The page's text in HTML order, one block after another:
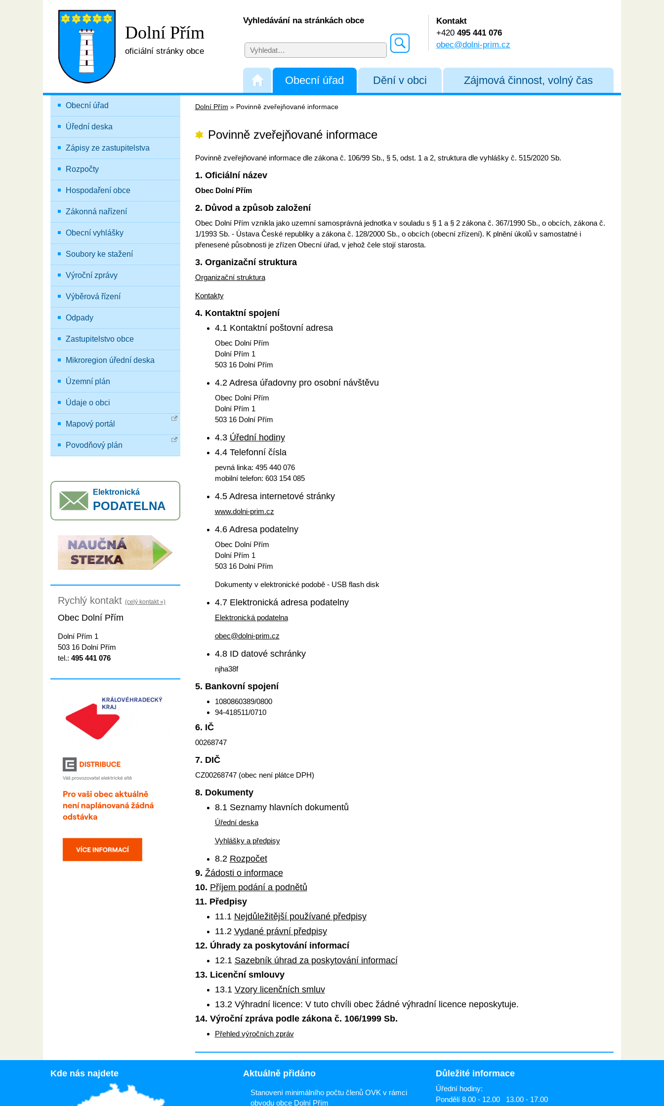
Dolní Přím
oficiální stránky obce
Vyhledávání na stránkách obce
Kontakt
+420 495 441 076
obec@dolni-prim.cz
Obecní úřad Dění v obci Zájmová činnost, volný čas
Obecní úřad
Úřední deska
Zápisy ze zastupitelstva
Rozpočty
Hospodaření obce
Zákonná nařízení
Obecní vyhlášky
Soubory ke stažení
Výroční zprávy
Výběrová řízení
Odpady
Zastupitelstvo obce
Mikroregion úřední deska
Územní plán
Údaje o obci
Mapový portál
Povodňový plán
Dolní Přím » Povinně zveřejňované informace
Povinně zveřejňované informace
Povinně zveřejňované informace dle zákona č. 106/99 Sb., § 5, odst. 1 a 2, struktura dle vyhlášky č. 515/2020 Sb.
1. Oficiální název
Obec Dolní Přím
2. Důvod a způsob založení
Obec Dolní Přím vznikla jako uzemní samosprávná jednotka v souladu s § 1 a § 2 zákona č. 367/1990 Sb., o obcích, zákona č.
1/1993 Sb. - Ústava České republiky a zákona č. 128/2000 Sb., o obcích (obecní zřízení). K plnění úkolů v samostatné i
přenesené působnosti je zřízen Obecní úřad, v jehož čele stojí starosta.
3. Organizační struktura
Organizační struktura
Kontakty
4. Kontaktní spojení
4.1 Kontaktní poštovní adresa
Obec Dolní Přím
Dolní Přím 1
503 16 Dolní Přím
4.2 Adresa úřadovny pro osobní návštěvu
Obec Dolní Přím
Dolní Přím 1
503 16 Dolní Přím
4.3 Úřední hodiny
4.4 Telefonní čísla
pevná linka: 495 440 076
mobilní telefon: 603 154 085
4.5 Adresa internetové stránky
www.dolni-prim.cz
4.6 Adresa podatelny
Obec Dolní Přím
Dolní Přím 1
503 16 Dolní Přím
Dokumenty v elektronické podobě - USB flash disk
4.7 Elektronická adresa podatelny
Elektronická podatelna
obec@dolni-prim.cz
4.8 ID datové schránky
njha38f
5. Bankovní spojení
1080860389/0800
94-418511/0710
6. IČ
00268747
7. DIČ
CZ00268747 (obec není plátce DPH)
8. Dokumenty
8.1 Seznamy hlavních dokumentů
Úřední deska
Vyhlášky a předpisy
8.2 Rozpočet
9. Žádosti o informace
10. Příjem podání a podnětů
11. Předpisy
11.1 Nejdůležitější používané předpisy
11.2 Vydané právní předpisy
12. Úhrady za poskytování informací
12.1 Sazebník úhrad za poskytování informací
13. Licenční smlouvy
13.1 Vzory licenčních smluv
13.2 Výhradní licence: V tuto chvíli obec žádné výhradní licence neposkytuje.
14. Výroční zpráva podle zákona č. 106/1999 Sb.
Přehled výročních zpráv
Elektronická
PODATELNA
Rychlý kontakt (celý kontakt »)
Obec Dolní Přím
Dolní Přím 1
503 16 Dolní Přím
tel.: 495 441 076
Kde nás najdete Aktuálně přidáno
Stanovení minimálního počtu členů OVK v rámci
obvodu obce Dolní Přím
Důležité informace
Úřední hodiny:
Pondělí 8.00 - 12.00 13.00 - 17.00